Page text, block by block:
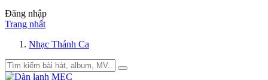
Đăng nhập
Trang nhất
Nhạc Thánh Ca